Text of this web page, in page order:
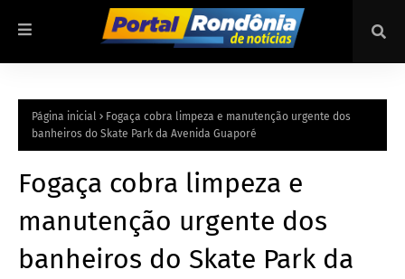
Página inicial
Fogaça cobra limpeza e manutenção urgente dos
banheiros do Skate Park da Avenida Guaporé
Fogaça cobra limpeza e
manutenção urgente dos
banheiros do Skate Park da